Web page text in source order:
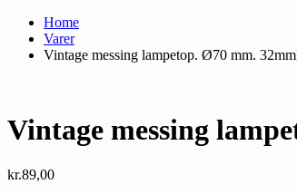
Home
Varer
Vintage messing lampetop. Ø70 mm.
Vintage messing
kr.89,00